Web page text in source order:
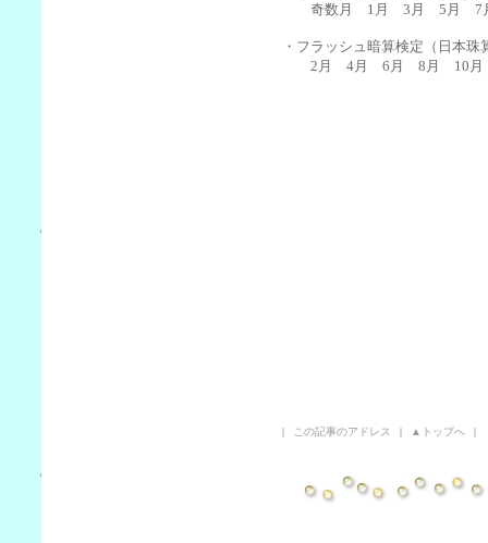
奇数月 1月 3月 5月 7
・フラッシュ暗算検定（日本珠
2月 4月 6月 8月 10月
| この記事のアドレス | ▲トップへ |